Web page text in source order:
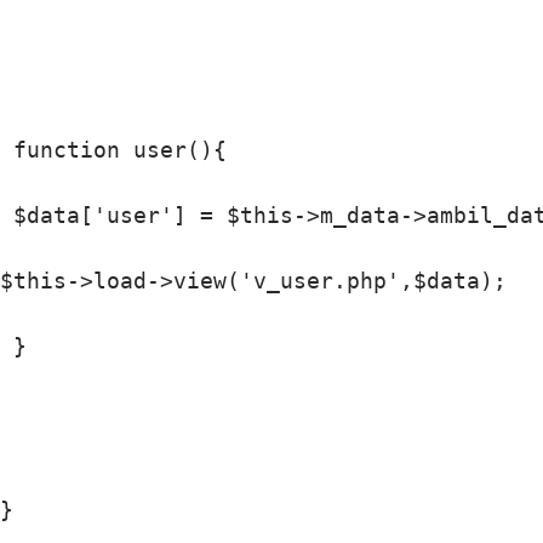
function user(){
$data['user'] = $this->m_data-
$this->load->view('v_user.php',$data);
}
}